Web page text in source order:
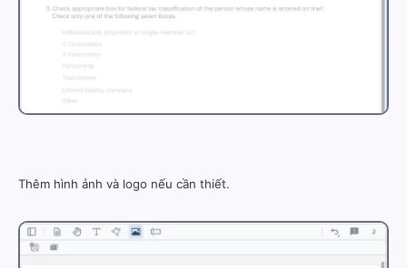
Thêm hình ảnh và logo nếu cần thiết.